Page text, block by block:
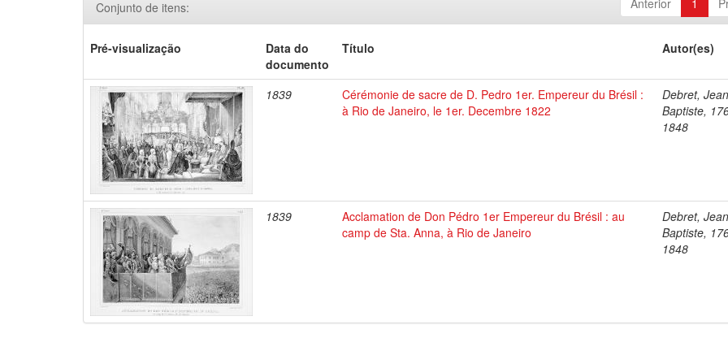
Anterior 1
Conjunto de itens:
Pré-visualização
Data do
documento
Título Autor(es)
1839
Cérémonie de sacre de D. Pedro 1er. Empereur du Brésil :
à Rio de Janeiro, le 1er. Decembre 1822
Debret, Jean
Baptiste,
1848
1839
Acclamation de Don Pédro 1er Empereur du Brésil : au
camp de Sta. Anna, à Rio de Janeiro
Debret, Jean
Baptiste,
1848